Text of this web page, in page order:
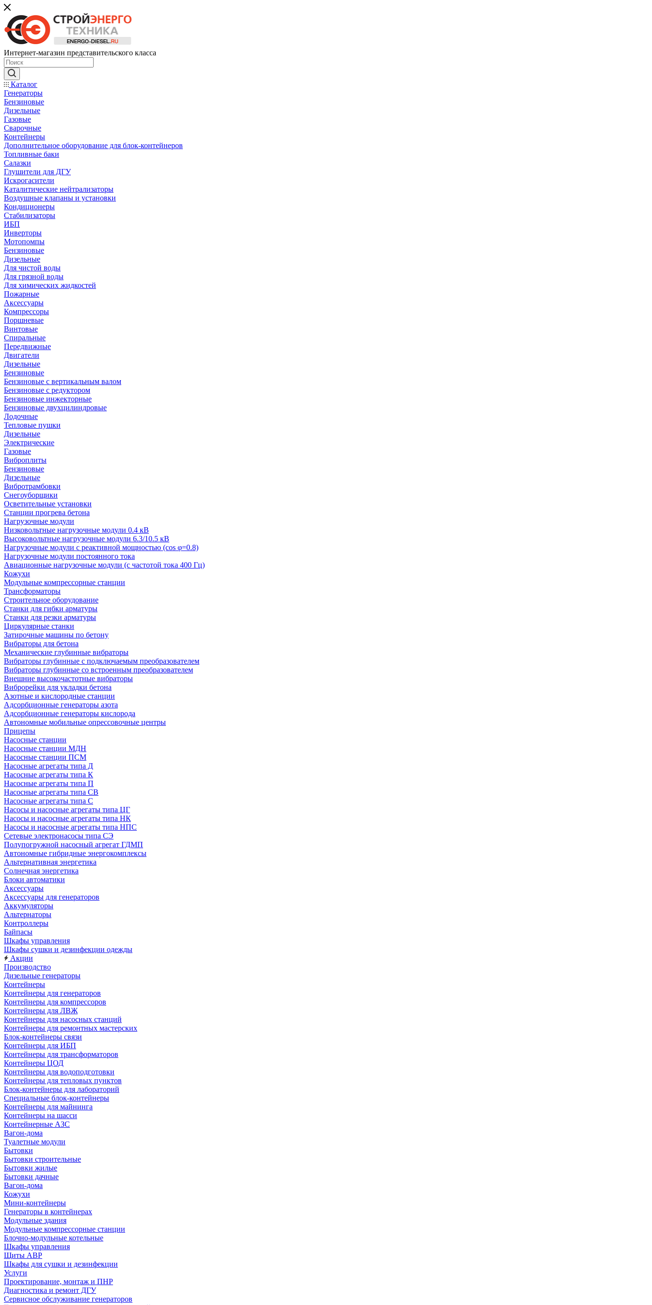
Интернет-магазин представительского класса
Каталог
Генераторы
Бензиновые
Дизельные
Газовые
Сварочные
Контейнеры
Дополнительное оборудование для блок-контейнеров
Топливные баки
Салазки
Глушители для ДГУ
Искрогасители
Каталитические нейтрализаторы
Воздушные клапаны и установки
Кондиционеры
Стабилизаторы
ИБП
Инверторы
Мотопомпы
Бензиновые
Дизельные
Для чистой воды
Для грязной воды
Для химических жидкостей
Пожарные
Аксессуары
Компрессоры
Поршневые
Винтовые
Спиральные
Передвижные
Двигатели
Дизельные
Бензиновые
Бензиновые с вертикальным валом
Бензиновые с редуктором
Бензиновые инжекторные
Бензиновые двухцилиндровые
Лодочные
Тепловые пушки
Дизельные
Электрические
Газовые
Виброплиты
Бензиновые
Дизельные
Вибротрамбовки
Снегоуборщики
Осветительные установки
Станции прогрева бетона
Нагрузочные модули
Низковольтные нагрузочные модули 0.4 кВ
Высоковольтные нагрузочные модули 6.3/10.5 кВ
Нагрузочные модули с реактивной мощностью (cos φ=0.8)
Нагрузочные модули постоянного тока
Авиационные нагрузочные модули (с частотой тока 400 Гц)
Кожухи
Модульные компрессорные станции
Трансформаторы
Строительное оборудование
Станки для гибки арматуры
Станки для резки арматуры
Циркулярные станки
Затирочные машины по бетону
Вибраторы для бетона
Механические глубинные вибраторы
Вибраторы глубинные с подключаемым преобразователем
Вибраторы глубинные со встроенным преобразователем
Внешние высокочастотные вибраторы
Виброрейки для укладки бетона
Азотные и кислородные станции
Адсорбционные генераторы азота
Адсорбционные генераторы кислорода
Автономные мобильные опрессовочные центры
Прицепы
Насосные станции
Насосные станции МДН
Насосные станции ПСМ
Насосные агрегаты типа Д
Насосные агрегаты типа К
Насосные агрегаты типа П
Насосные агрегаты типа СВ
Насосные агрегаты типа С
Насосы и насосные агрегаты типа ЦГ
Насосы и насосные агрегаты типа НК
Насосы и насосные агрегаты типа НПС
Сетевые электронасосы типа СЭ
Полупогружной насосный агрегат ГДМП
Автономные гибридные энергокомплексы
Альтернативная энергетика
Солнечная энергетика
Блоки автоматики
Аксессуары
Аксессуары для генераторов
Аккумуляторы
Альтернаторы
Контроллеры
Байпасы
Шкафы управления
Шкафы сушки и дезинфекции одежды
Акции
Производство
Дизельные генераторы
Контейнеры
Контейнеры для генераторов
Контейнеры для компрессоров
Контейнеры для ЛВЖ
Контейнеры для насосных станций
Контейнеры для ремонтных мастерских
Блок-контейнеры связи
Контейнеры для ИБП
Контейнеры для трансформаторов
Контейнеры ЦОД
Контейнеры для водоподготовки
Контейнеры для тепловых пунктов
Блок-контейнеры для лабораторий
Специальные блок-контейнеры
Контейнеры для майнинга
Контейнеры на шасси
Контейнерные АЗС
Вагон-дома
Туалетные модули
Бытовки
Бытовки строительные
Бытовки жилые
Бытовки дачные
Вагон-дома
Кожухи
Мини-контейнеры
Генераторы в контейнерах
Модульные здания
Модульные компрессорные станции
Блочно-модульные котельные
Шкафы управления
Щиты АВР
Шкафы для сушки и дезинфекции
Услуги
Проектирование, монтаж и ПНР
Диагностика и ремонт ДГУ
Сервисное обслуживание генераторов